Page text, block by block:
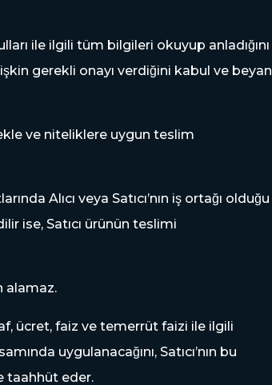
ile ilgili tüm bilgileri okuyup anladığını
gerekli onayı verdiğini kabul ve beyan
ve niteliklere uygun teslim
Alıcı veya Satıcı’nın iş ortağı olduğu
ise, Satıcı ürünün teslimi
alamaz.
ücret, faiz ve temerrüt faizi ile ilgili
uygulanacağını, Satıcı’nın bu
taahhüt eder.